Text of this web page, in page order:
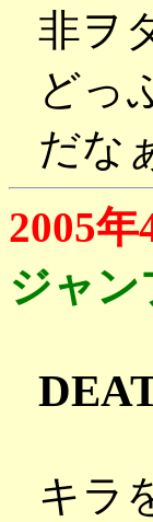
非ヲ
どっ
だな
2005
ジャン
キラ